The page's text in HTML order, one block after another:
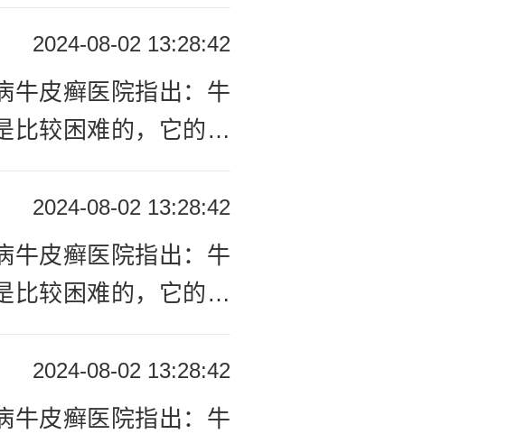
别了，患上牛皮癣
让专业的医生帮助
态，祝患者早日康
本次我们从牛皮癣与
2024-08-02 13:28:42
牛皮癣医院指出：牛
比较困难的，它的形
本次我们从牛皮癣与
2024-08-02 13:28:42
牛皮癣医院指出：牛
比较困难的，它的形
本次我们从牛皮癣与
2024-08-02 13:28:42
牛皮癣医院指出：牛